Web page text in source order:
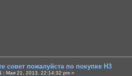
совет пожалуйста по покупке Н3
: Мая 21, 2013, 22:14:32 pm »